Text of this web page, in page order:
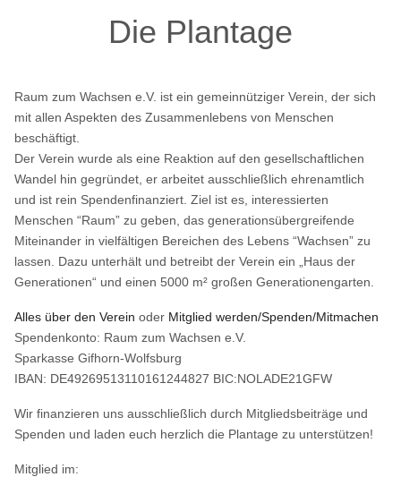
Die Plantage
Raum zum Wachsen e.V. ist ein gemeinnütziger Verein, der sich
mit allen Aspekten des Zusammenlebens von Menschen
beschäftigt.
Der Verein wurde als eine Reaktion auf den gesellschaftlichen
Wandel hin gegründet, er arbeitet ausschließlich ehrenamtlich
und ist rein Spendenfinanziert. Ziel ist es, interessierten
Menschen “Raum” zu geben, das generationsübergreifende
Miteinander in vielfältigen Bereichen des Lebens “Wachsen” zu
lassen. Dazu unterhält und betreibt der Verein ein „Haus der
Generationen“ und einen 5000 m² großen Generationengarten.
Alles über den Verein oder Mitglied werden/Spenden/Mitmachen
Spendenkonto: Raum zum Wachsen e.V.
Sparkasse Gifhorn-Wolfsburg
IBAN: DE49269513110161244827 BIC:NOLADE21GFW
Wir finanzieren uns ausschließlich durch Mitgliedsbeiträge und
Spenden und laden euch herzlich die Plantage zu unterstützen!
Mitglied im: